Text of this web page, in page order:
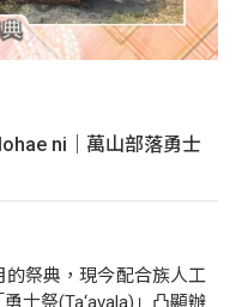
ni｜萬山部落勇士
祭典，現今配合族人工
士祭(Ta‘avala)」凸顯辦